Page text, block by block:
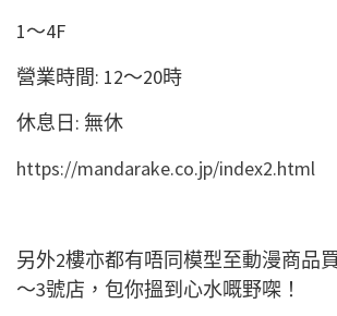
1～4F
營業時間: 12～20時
休息日: 無休
https://mandarake.co.jp/index2.html
另外2樓亦都有唔同模型至動漫商品買
～3號店，包你搵到心水嘅野㗎！